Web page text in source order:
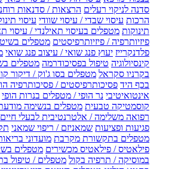
סדנה לניקוי רעלים הרצאות / סדנאות
הרכות עיסוי שבדי / עיסוי שוודי עיסוי
תינוקות מטפלים בעיסוי תאילנדי / עיסוי
פיזיותרפיה / פיזיותרפיסטים מטפלים
פלדנקרייז יעוץ פנג שואי / עיצוב פנג שואי
קינסיולוגיה טיפול בפסיכודרמה מטפלים
בקרניו סקראל מטפלים בסו ג'וק / דיקור
בכף היד פסיכותרפיסטים / פסיכותרפיה
אינטואיטיבי נר הופי / מטפלים בנרות הופי
קוסמטיקה טבעית מטפלים בנשימה
רפואה משלימה / אלטרנטיבית לבעלי חיים
פגיעות ופציעות שמאניזם / ריפוי שמאני
מטפלים בתקשורת מקרבת מועדוני
פילאטיס / פילאטיס מכשירים מטפלים
במוסיקה / תרפיה בקול מטפלים / טיפול